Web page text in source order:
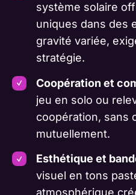
système solaire
uniques dans des
gravité variée,
stratégie.
Coopération et
jeu en solo ou
coopération, sans
mutuellement.
Esthétique et
visuel en tons